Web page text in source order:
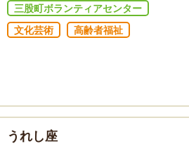
三股町ボランティアセンター
文化芸術
高齢者福祉
うれし座